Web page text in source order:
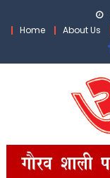
Home
About Us